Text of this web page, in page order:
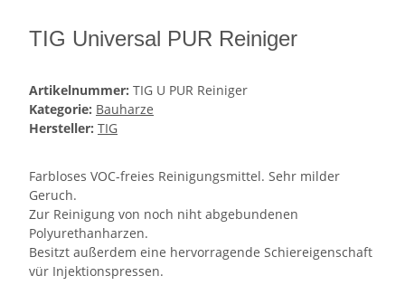
TIG Universal PUR Reiniger
Artikelnummer: TIG U PUR Reiniger
Kategorie: Bauharze
Hersteller: TIG
Farbloses VOC-freies Reinigungsmittel. Sehr milder
Geruch.
Zur Reinigung von noch niht abgebundenen
Polyurethanharzen.
Besitzt außerdem eine hervorragende Schiereigenschaft
vür Injektionspressen.